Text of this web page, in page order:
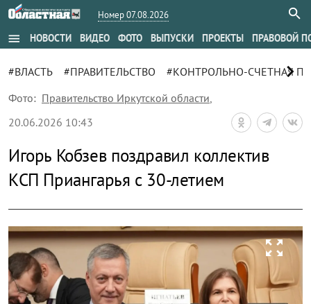
Номер 07.08.2026
menu НОВОСТИ ВИДЕО ФОТО ВЫПУСКИ ПРОЕКТЫ ПРАВОВОЙ
#ВЛАСТЬ #ПРАВИТЕЛЬСТВО #КОНТРОЛЬНО-СЧЕТНАЯchevron_right
Фото: Правительство Иркутской области,
20.06.2026 10:43
Игорь Кобзев поздравил коллектив
КСП Приангарья с 30-летием
zoom_out_map